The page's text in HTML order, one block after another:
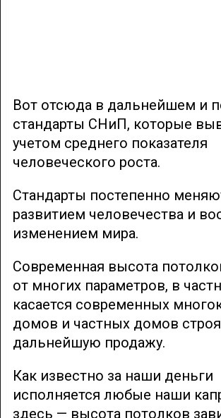
Вот отсюда в дальнейшем и
стандарты СНиП, которые
учетом среднего показателя
человеческого роста.
Стандарты постепенно
развитием человечества и
изменением мира.
Современная высота
от многих параметров, в
касается современных
домов и частных домов
дальнейшую продажу.
Как известно за наши деньги
исполняется любые наши
здесь — высота потолков